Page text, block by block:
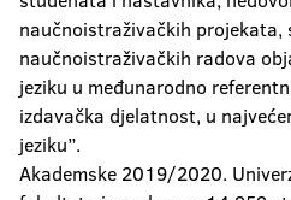
naučnoistraživačkih projekata,
naučnoistraživačkih radova
jeziku u međunarodno
izdavačka djelatnost, u
jeziku”.
Akademske 2019/2020.